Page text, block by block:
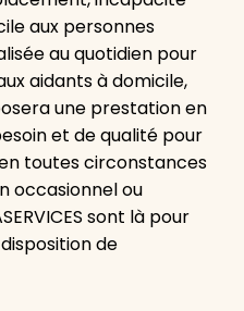
aux personnes
au quotidien pour
aidants à domicile,
une prestation en
et de qualité pour
toutes circonstances
occasionnel ou
sont là pour
de